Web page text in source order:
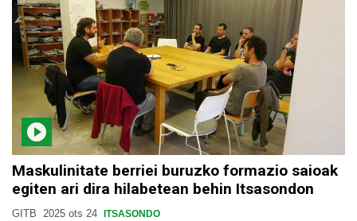
Maskulinitate berriei buruzko formazio saioak
egiten ari dira hilabetean behin Itsasondon
GITB 2025 ots 24 ITSASONDO